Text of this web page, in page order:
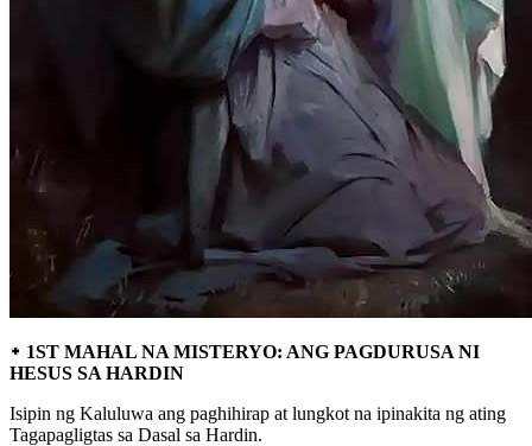
᛭ 1ST MAHAL NA MISTERYO: ANG PAGDURUSA NI
HESUS SA HARDIN
Isipin ng Kaluluwa ang paghihirap at lungkot na ipinakita ng ating
Tagapagligtas sa Dasal sa Hardin.